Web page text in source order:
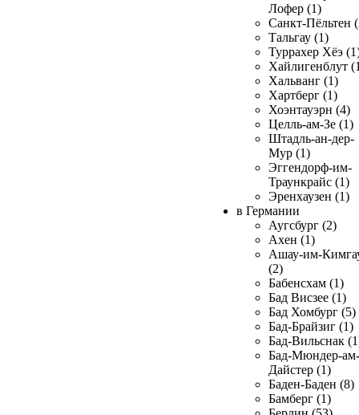
Лофер (1)
Санкт-Пёльтен
Тальгау (1)
Туррахер Хёэ
Хайлигенблут
Хальванг (1)
Хартберг (1)
Хоэнтауэрн (4)
Целль-ам-Зе (1)
Штадль-ан-дер-
Мур (1)
Эггендорф-им-
Траункрайс (1)
Эренхаузен (1)
в Германии
Аугсбург (2)
Ахен (1)
Ашау-им-
(2)
Бабенсхам (1)
Бад Висзее (1)
Бад Хомбург (5)
Бад-Брайзиг (1)
Бад-Вильснак
Бад-Мюндер-ам-
Дайстер (1)
Баден-Баден (8)
Бамберг (1)